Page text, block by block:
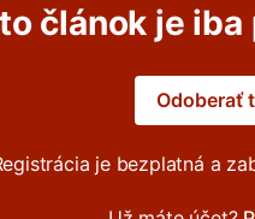
článok je
Odoberať
je bezplatná a